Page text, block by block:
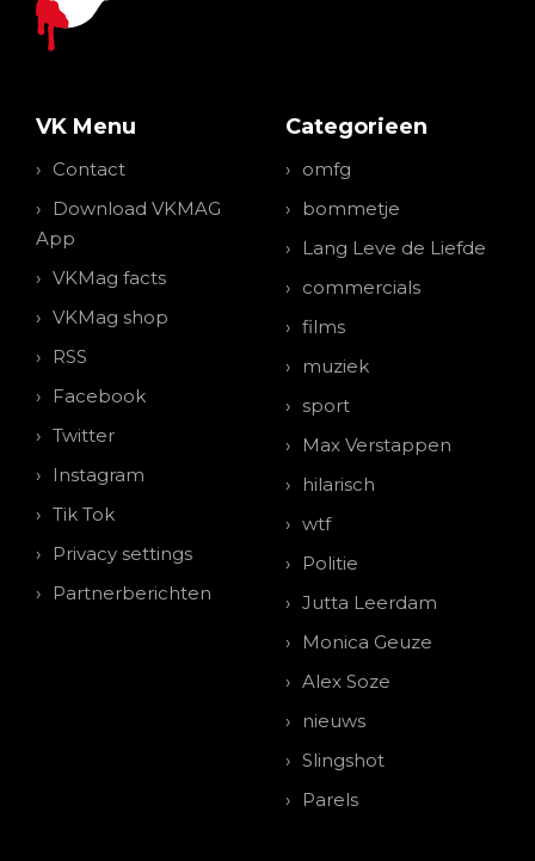
VK Menu
Contact
Download VKMAG
App
VKMag facts
VKMag shop
RSS
Facebook
Twitter
Instagram
Tik Tok
Privacy settings
Partnerberichten
Categorieen
omfg
bommetje
Lang Leve de Liefde
commercials
films
muziek
sport
Max Verstappen
hilarisch
wtf
Politie
Jutta Leerdam
Monica Geuze
Alex Soze
nieuws
Slingshot
Parels